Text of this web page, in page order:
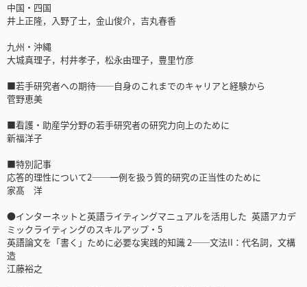
中国・四国
井上正隆，入野了士，金山俊介，吉丸春香
九州・沖縄
大城真理子，村井孝子，松永由理子，豊里竹彦
■若手研究者への期待──自身のこれまでのキャリアと経験から
菅野恵美
■看護・助産学分野の若手研究者の研究力向上のために
新福洋子
■特別記事
応答的理性について2──一例を扱う質的研究の正当性のために
家髙 洋
●インターネットと英語ライティングマニュアルを活用した 英語アカデ
ミックライティングのスキルアップ・5
英語論文を「書く」ために必要な実践的知識 2──文法II：代名詞，文構
造
江藤裕之